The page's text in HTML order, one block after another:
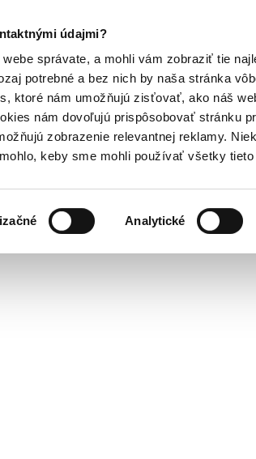
údajmi?
správate, a mohli vám zobraziť tie
potrebné a bez nich by naša stránka
ktoré nám umožňujú zisťovať, ako náš
nám dovoľujú prispôsobovať stránku
zobrazenie relevantnej reklamy.
keby sme mohli používať všetky
Analytické